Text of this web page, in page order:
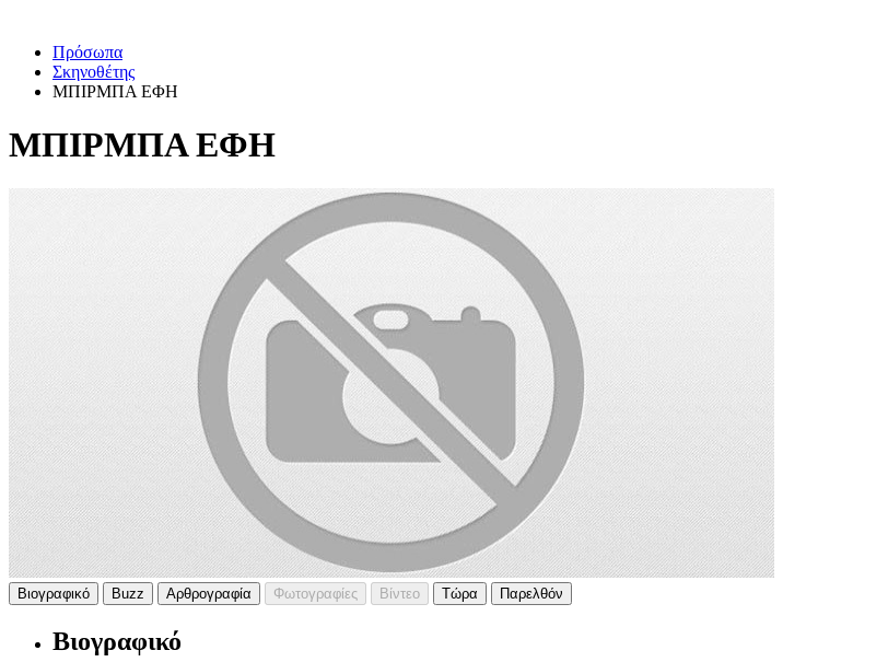
Πρόσωπα
Σκηνοθέτης
ΜΠΙΡΜΠΑ ΕΦΗ
ΜΠΙΡΜΠΑ ΕΦΗ
Βιογραφικό Buzz Αρθρογραφία Φωτογραφίες Βίντεο Τώρα Παρελθόν
Βιογραφικό